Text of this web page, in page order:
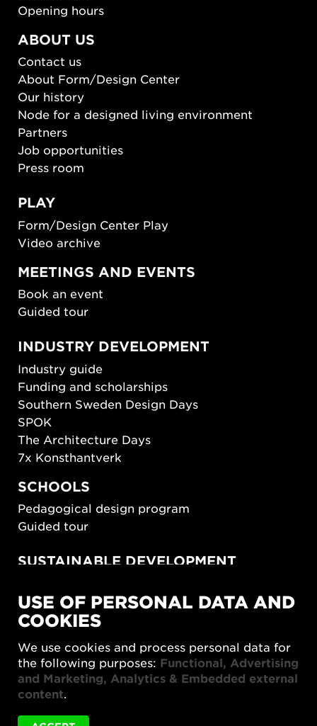
Opening hours
ABOUT US
Contact us
About Form/Design Center
Our history
Node for a designed living environment
Partners
Job opportunities
Press room
PLAY
Form/Design Center Play
Video archive
MEETINGS AND EVENTS
Book an event
Guided tour
INDUSTRY DEVELOPMENT
Industry guide
Funding and scholarships
Southern Sweden Design Days
SPOK
The Architecture Days
7x Konsthantverk
SCHOOLS
Pedagogical design program
Guided tour
SUSTAINABLE DEVELOPMENT
SUSTAINORDIC
Share Future Living
What Matter_s
USE OF PERSONAL DATA AND
COOKIES
We use cookies and process personal data for
the following purposes: Functional, Advertising
and Marketing, Analytics & Embedded external
content.